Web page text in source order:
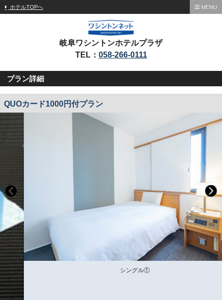
ホテルTOPへ MENU
岐阜ワシントンホテルプラザ
TEL： 058-266-0111
プラン詳細
QUOカード1000円付プラン
シングル①